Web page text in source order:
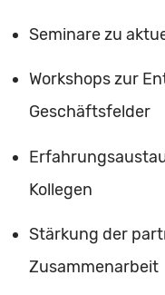
Seminare zu
Workshops zur
Geschäftsfelder
Kollegen
Stärkung der
Zusammenarbeit